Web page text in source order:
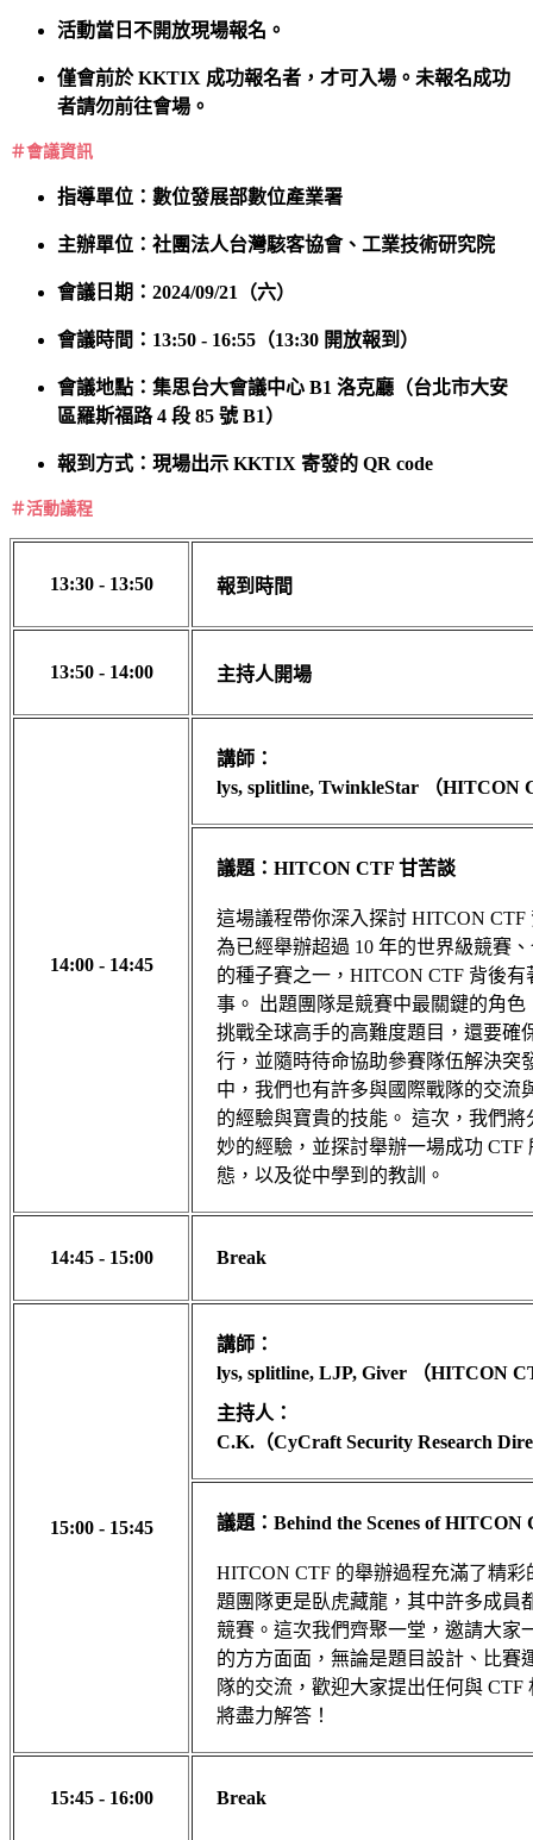
活動當日不開放現場報名。
僅會前於 KKTIX 成功報名者，才可入場。未報名成功
者請勿前往會場。
＃會議資訊
指導單位：數位發展部數位產業署
主辦單位：社團法人台灣駭客協會、工業技術研究院
會議日期：2024/09/21（六）
會議時間：13:50 - 16:55（13:30 開放報到）
會議地點：集思台大會議中心 B1 洛克廳（台北市大安
區羅斯福路 4 段 85 號 B1）
報到方式：現場出示 KKTIX 寄發的 QR code
＃活動議程
13:30 - 13:50 報到時間
13:50 - 14:00 主持人開場
14:00 - 14:45
講師：
lys, splitline, TwinkleStar （HITCON
議題：HITCON CTF 甘苦談
這場議程帶你深入探討 HITCON CTF
為已經舉辦超過 10 年的世界級競賽
的種子賽之一，HITCON CTF 背後有
事。 出題團隊是競賽中最關鍵的角色
挑戰全球高手的高難度題目，還要確
行，並隨時待命協助參賽隊伍解決突
中，我們也有許多與國際戰隊的交流
的經驗與寶貴的技能。 這次，我們
妙的經驗，並探討舉辦一場成功 CTF
態，以及從中學到的教訓。
14:45 - 15:00 Break
15:00 - 15:45
講師：
lys, splitline, LJP, Giver （HITCON
主持人：
C.K.（CyCraft Security Research
議題：Behind the Scenes of
HITCON CTF 的舉辦過程充滿了精
題團隊更是臥虎藏龍，其中許多成員
競賽。這次我們齊聚一堂，邀請大家
的方方面面，無論是題目設計、比賽
隊的交流，歡迎大家提出任何與 CTF
將盡力解答！
15:45 - 16:00 Break